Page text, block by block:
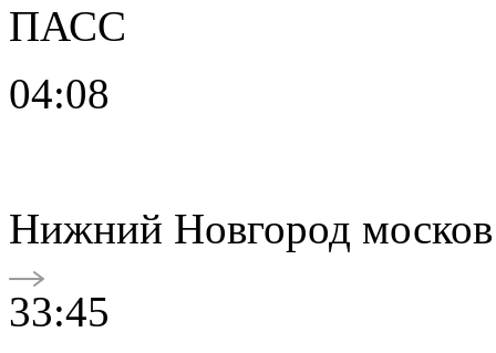
ПАСС
04:08
Нижний Новгород москов
33:45